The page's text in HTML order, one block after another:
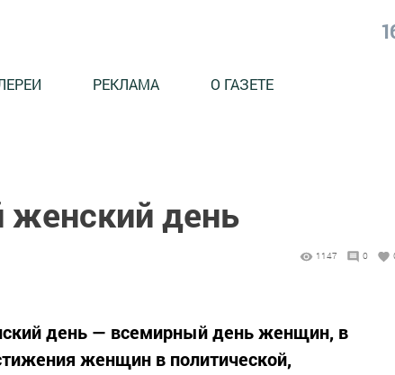
РЕКЛАМА О ГАЗЕТЕ
день
1147 0
день — всемирный день женщин, в
женщин в политической,